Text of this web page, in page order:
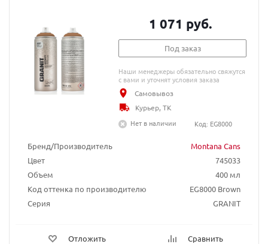
Бренд/Производитель
Montana Cans
Цвет
745033
Объем
400 мл
Код оттенка по производителю
EG8000 Brown
Серия
GRANIT
Отложить Сравнить
1 071 руб.
Под заказ
Наши менеджеры обязательно свяжутся
с вами и уточнят условия заказа
Самовывоз
Курьер, ТК
Нет в наличии
Код: EG8000